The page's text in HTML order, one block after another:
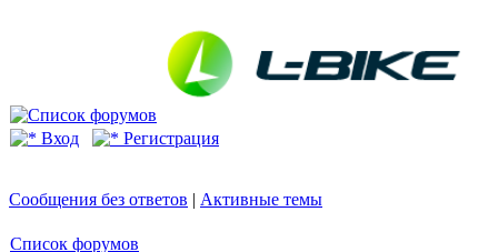
Вход Регистрация
Сообщения без ответов | Активные темы
Список форумов